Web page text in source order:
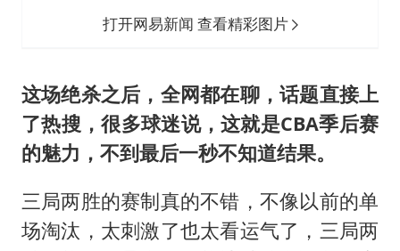
打开网易新闻 查看精彩图片
这场绝杀之后，全网都在聊，话题直接上
了热搜，很多球迷说，这就是CBA季后赛
的魅力，不到最后一秒不知道结果。
三局两胜的赛制真的不错，不像以前的单
场淘汰，太刺激了也太看运气了，三局两